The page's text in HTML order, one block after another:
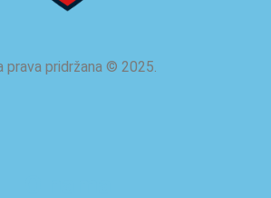
prava pridržana © 2025.